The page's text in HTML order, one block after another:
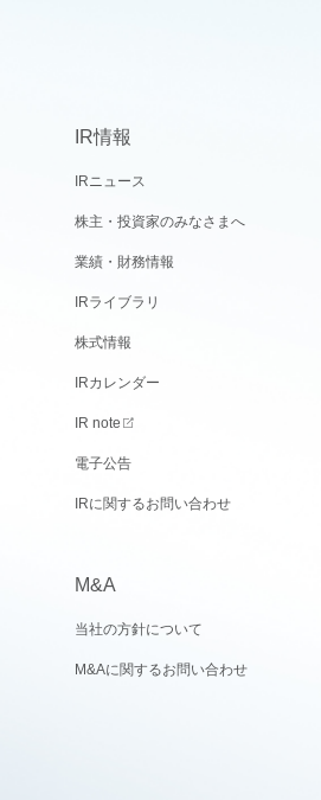
IR情報
IRニュース
株主・投資家のみなさまへ
業績・財務情報
IRライブラリ
株式情報
IRカレンダー
IR note
電子公告
IRに関するお問い合わせ
M&A
当社の方針について
M&Aに関するお問い合わせ